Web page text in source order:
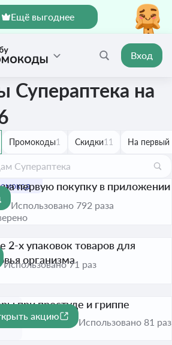
Ещё выгоднее
Вход
Супераптека на
Промокоды1 Скидки11 На первый
первую покупку в приложении
Использовано 792 раза
2-х упаковок товаров для
организма
Использовано 71 раз
при простуде и гриппе
2026
акцию
Использовано 81 раз